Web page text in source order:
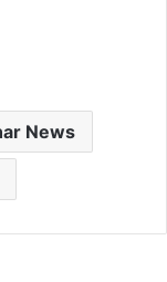
News